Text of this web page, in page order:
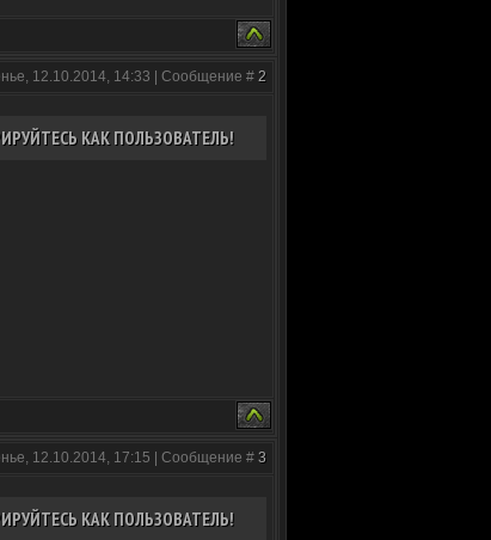
12.10.2014, 14:33 | Сообщение # 2
КАК ПОЛЬЗОВАТЕЛЬ!
12.10.2014, 17:15 | Сообщение # 3
КАК ПОЛЬЗОВАТЕЛЬ!